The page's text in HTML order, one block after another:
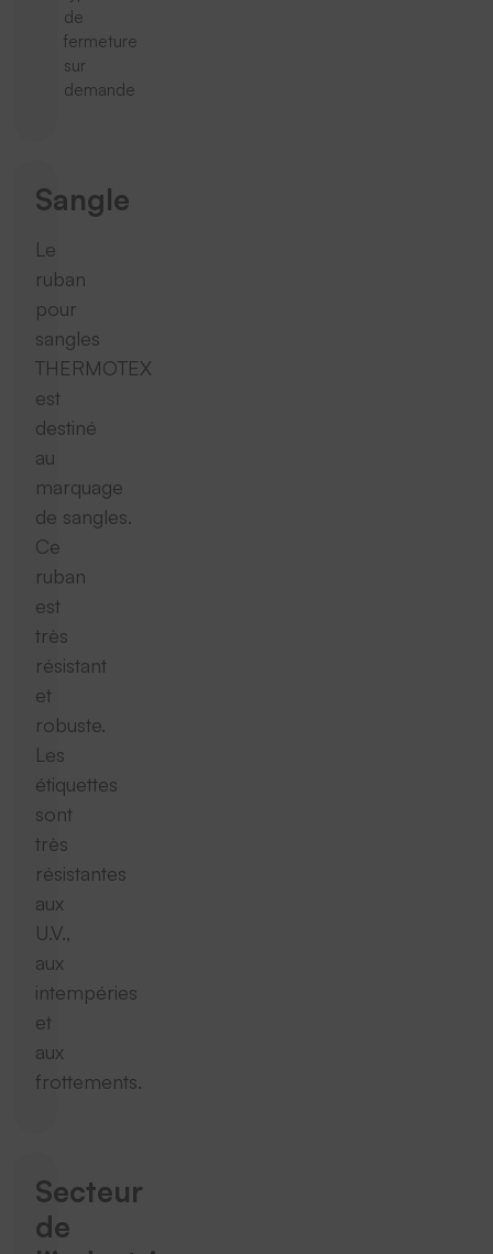
de
fermeture
sur
demande
Sangle
Le
ruban
pour
sangles
THERMOTEX
est
destiné
au
marquage
de sangles.
Ce
ruban
est
très
résistant
et
robuste.
Les
étiquettes
sont
très
résistantes
aux
U.V.,
aux
intempéries
et
aux
frottements.
Secteur
de